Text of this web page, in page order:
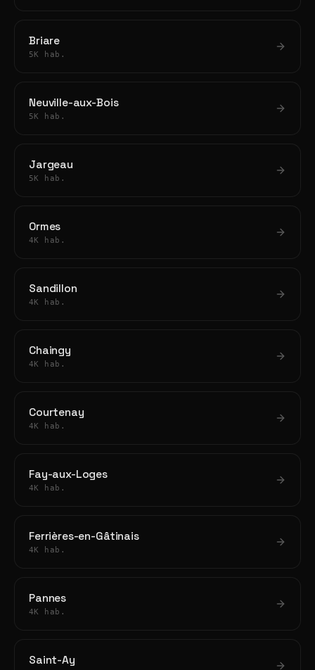
Briare
5K hab.
Neuville-aux-Bois
5K hab.
Jargeau
5K hab.
Ormes
4K hab.
Sandillon
4K hab.
Chaingy
4K hab.
Courtenay
4K hab.
Fay-aux-Loges
4K hab.
Ferrières-en-Gâtinais
4K hab.
Pannes
4K hab.
Saint-Ay